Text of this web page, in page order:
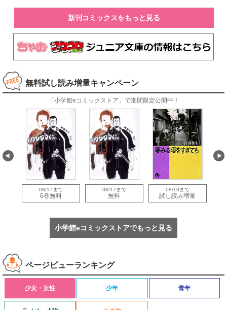
新刊コミックスをもっと見る
無料試し読み増量キャンペーン
「小学館eコミックストア」で期間限定公開中！
08/17まで
6巻無料
08/17まで
無料
08/10まで
試し読み増量
小学館eコミックストアでもっと見る
ページビューランキング
少女・女性 少年 青年